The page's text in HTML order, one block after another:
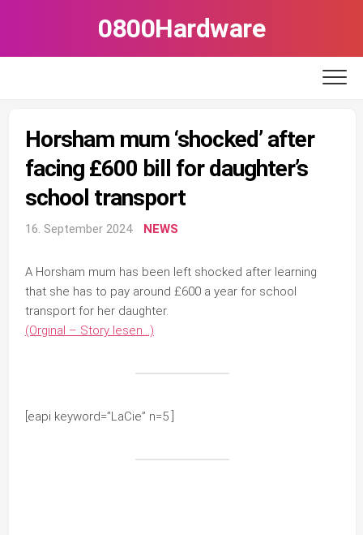
0800Hardware
Horsham mum ‘shocked’ after
facing £600 bill for daughter’s
school transport
16. September 2024 NEWS
A Horsham mum has been left shocked after learning
that she has to pay around £600 a year for school
transport for her daughter.
(Orginal – Story lesen…)
[eapi keyword=”LaCie” n=5 ]